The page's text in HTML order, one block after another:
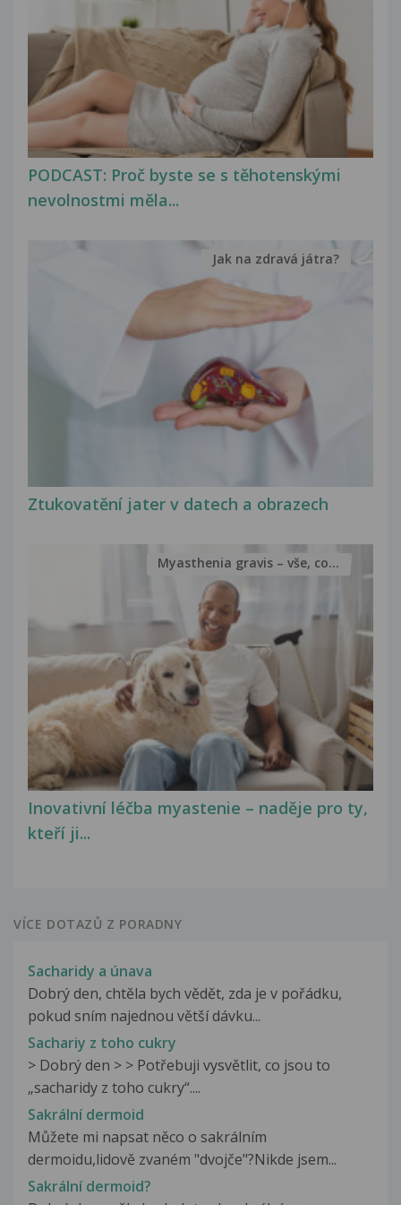
PODCAST: Proč byste se s těhotenskými
nevolnostmi měla...
Ztukovatění jater v datech a obrazech
Jak na zdravá játra?
Inovativní léčba myastenie – naděje pro ty,
kteří ji...
Myasthenia gravis – vše, co...
VÍCE DOTAZŮ Z PORADNY
Sacharidy a únava
Dobrý den, chtěla bych vědět, zda je v pořádku,
pokud sním najednou větší dávku...
Sachariy z toho cukry
> Dobrý den > > Potřebuji vysvětlit, co jsou to
„sacharidy z toho cukry“....
Sakrální dermoid
Můžete mi napsat něco o sakrálním
dermoidu,lidově zvaném "dvojče"?Nikde jsem...
Sakrální dermoid?